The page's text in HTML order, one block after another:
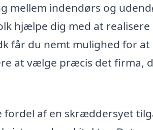
mellem indendørs og
hjælpe dig med at realisere
får du nemt mulighed for at
at vælge præcis det firma,
af en skræddersyet